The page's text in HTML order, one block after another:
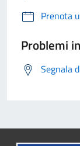
Prenota
Problemi
Segnala